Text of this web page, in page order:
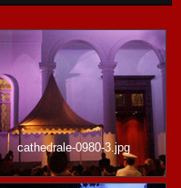
cathedrale-0980-3.jpg